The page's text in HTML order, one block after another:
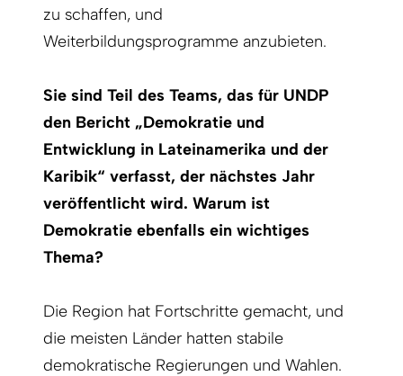
zu schaffen, und
Weiterbildungsprogramme anzubieten.
Sie sind Teil des Teams, das für UNDP
den Bericht „Demokratie und
Entwicklung in Lateinamerika und der
Karibik“ verfasst, der nächstes Jahr
veröffentlicht wird. Warum ist
Demokratie ebenfalls ein wichtiges
Thema?
Die Region hat Fortschritte gemacht, und
die meisten Länder hatten stabile
demokratische Regierungen und Wahlen.